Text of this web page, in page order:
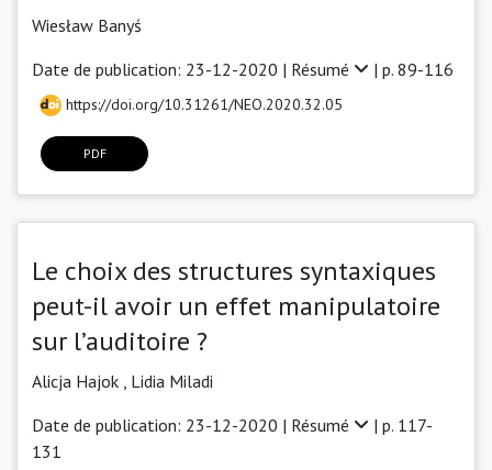
Wiesław Banyś
Date de publication: 23-12-2020 | Résumé | p. 89-116
https://doi.org/10.31261/NEO.2020.32.05
PDF
Le choix des structures syntaxiques
peut-il avoir un effet manipulatoire
sur l’auditoire ?
Alicja Hajok Lidia Miladi
Date de publication: 23-12-2020 | Résumé
| p. 117-
131